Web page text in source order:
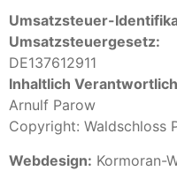
Umsatzsteuer-
Umsatzsteuergesetz:
DE137612911
Inhaltlich
Arnulf Parow
Copyright: Waldschloss
Webdesign: Kormoran-